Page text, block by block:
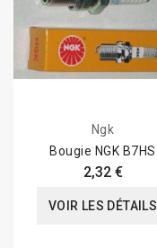
Ngk
Bougie NGK B7HS
2,32 €
VOIR LES DÉTAILS